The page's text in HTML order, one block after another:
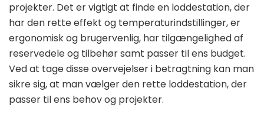
projekter. Det er vigtigt at finde en loddestation, der
har den rette effekt og temperaturindstillinger, er
ergonomisk og brugervenlig, har tilgængelighed af
reservedele og tilbehør samt passer til ens budget.
Ved at tage disse overvejelser i betragtning kan man
sikre sig, at man vælger den rette loddestation, der
passer til ens behov og projekter.